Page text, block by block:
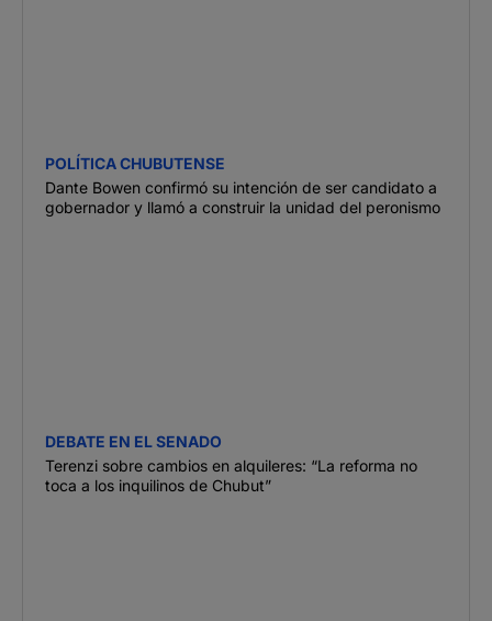
POLÍTICA CHUBUTENSE
Dante Bowen confirmó su intención de ser candidato a
gobernador y llamó a construir la unidad del peronismo
DEBATE EN EL SENADO
Terenzi sobre cambios en alquileres: “La reforma no
toca a los inquilinos de Chubut”